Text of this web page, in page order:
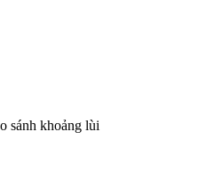
sánh khoảng lùi